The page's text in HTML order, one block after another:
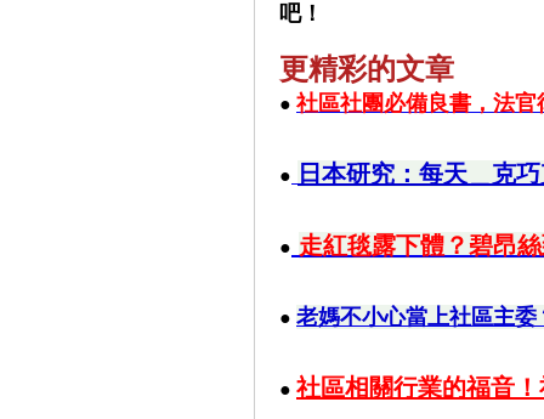
吧！
更精彩的文章
● 社區社團必備良書， 法官
● 日本研究：每天＿克
● 走紅毯露下體？碧昂
● 老媽不小心當上社區主
● 社區相關行業的福音